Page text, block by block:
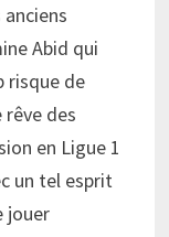
Abid qui
risque de
des
en Ligue 1
un tel esprit
jouer